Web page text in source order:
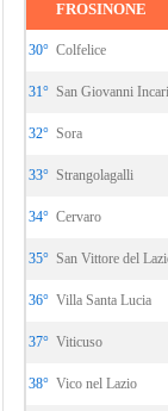
FROSINONE
30° Colfelice
31° San Giovanni
32° Sora
33° Strangolagalli
34° Cervaro
35° San Vittore del
36° Villa Santa Lucia
37° Viticuso
38° Vico nel Lazio